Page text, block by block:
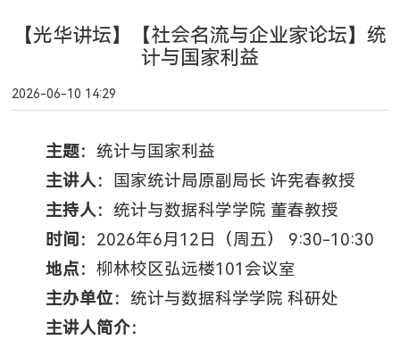
【光华讲坛】【社会名流与企业家论坛】统
计与国家利益
2026-06-10 14:29
主题： 统计与国家利益
主讲人：
国家统计局原副局长 许宪春教授
主持人： 统计与数据科学学院 董春教授
时间： 2026年6月12日（周五） 9:30-10:30
地点： 柳林校区弘远楼101会议室
主办单位： 统计与数据科学学院 科研处
主讲人简介：